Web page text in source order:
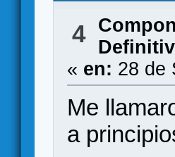
4
« en: 28 de
Me
a